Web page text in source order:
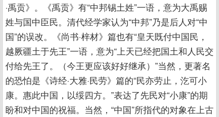
·禹贡》。《禹贡》有“中邦锡土姓”一语，意为大禹赐
姓与国中臣民。清代经学家认为“中邦”乃是后人对“中
国”的误改。《尚书·梓材》篇也有“皇天既付中国民，
越厥疆土于先王”一语，意为“上天已经把国土和人民交
付给先王了。（今王更应该好好继承）”当然，更著名
的恐怕是《诗经·大雅·民劳》篇的“民亦劳止，汔可小
康。惠此中国，以绥四方。”表达了先民对“小康”的期
盼和对中国的祝福。当然，“中国”所指代的对象在上古